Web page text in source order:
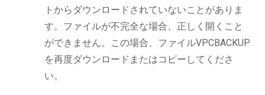
トからダウンロードされていないことがありま
す。ファイルが不完全な場合、正しく開くこと
ができません。この場合、ファイルVPCBACKUP
を再度ダウンロードまたはコピーしてくださ
い。